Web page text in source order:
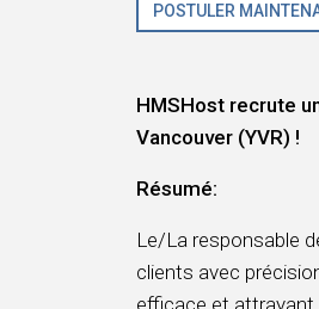
POSTULER
HMSHost recrute
Vancouver (YVR) !
Résumé:
Le/La responsable
clients avec